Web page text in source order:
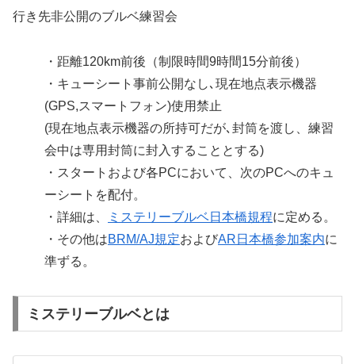
行き先非公開のブルベ練習会
・距離120km前後（制限時間9時間15分前後）
・キューシート事前公開なし､現在地点表示機器
(GPS,スマートフォン)使用禁止
(現在地点表示機器の所持可だが､封筒を渡し、練習
会中は専用封筒に封入することとする)
・スタートおよび各PCにおいて、次のPCへのキュ
ーシートを配付。
・詳細は、
ミステリーブルベ日本橋規程に定める。
・その他はBRM/AJ規定およびAR日本橋参加案内に
準ずる。
ミステリーブルベとは